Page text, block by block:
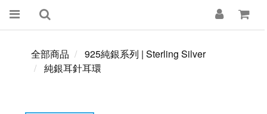
全部商品
925純銀系列 | Sterling Silver
純銀耳針耳環